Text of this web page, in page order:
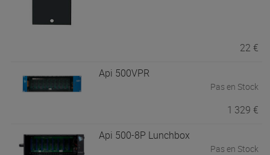
22 €
Api 500VPR
Pas en Stock
1 329 €
Api 500-8P Lunchbox
Pas en Stock